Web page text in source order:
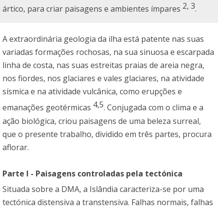
ártico, para criar paisagens e ambientes ímpares 2, 3.
A extraordinária geologia da ilha está patente nas suas
variadas formações rochosas, na sua sinuosa e escarpada
linha de costa, nas suas estreitas praias de areia negra,
nos fiordes, nos glaciares e vales glaciares, na atividade
sísmica e na atividade vulcânica, como erupções e
emanações geotérmicas 4,5. Conjugada com o clima e a
ação biológica, criou paisagens de uma beleza surreal,
que o presente trabalho, dividido em três partes, procura
aflorar.
Parte I - Paisagens controladas pela tectónica
Situada sobre a DMA, a Islândia caracteriza-se por uma
tectónica distensiva a transtensiva. Falhas normais, falhas